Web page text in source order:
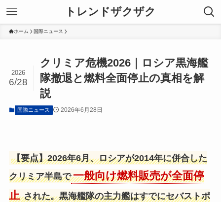
トレンドザクザク
ホーム 国際ニュース
クリミア危機2026｜ロシア黒海艦
隊撤退と燃料全面停止の真相を解
説
2026
6/28
国際ニュース 2026年6月28日
【要点】2026年6月、ロシアが2014年に併合した
クリミア半島で 一般向け燃料販売が全面停
止 された。黒海艦隊の主力艦はすでにセバストポ